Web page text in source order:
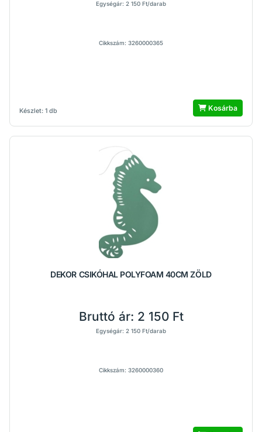
Készlet: 1 db
Egységár: 2 150 Ft/darab
Cikkszám: 3260000365
Kosárba
DEKOR CSIKÓHAL POLYFOAM 40CM ZÖLD
Bruttó ár: 2 150 Ft
Egységár: 2 150 Ft/darab
Cikkszám: 3260000360